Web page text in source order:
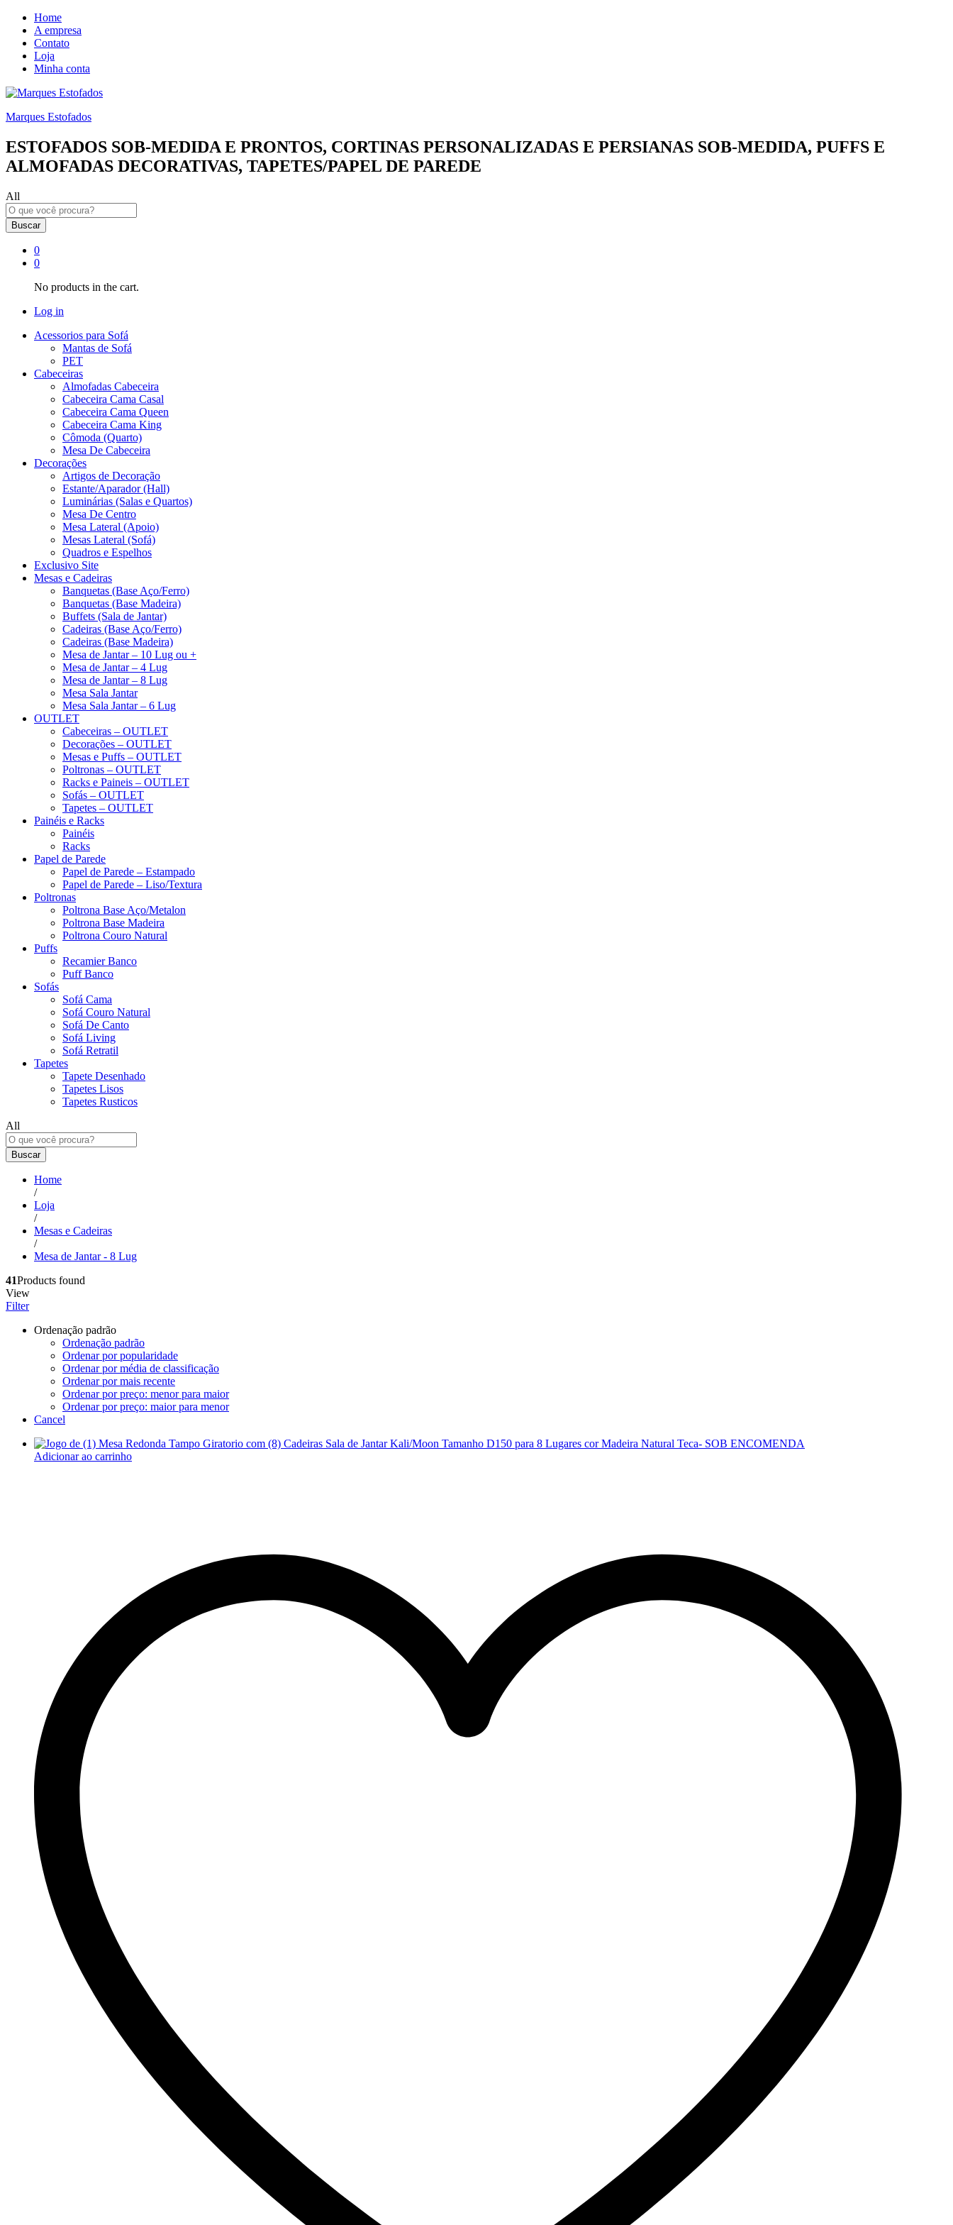
Home
A empresa
Contato
Loja
Minha conta
Marques Estofados
ESTOFADOS SOB-MEDIDA E PRONTOS, CORTINAS PERSONALIZADAS E PERSIANAS SOB-MEDIDA, PUFFS E
ALMOFADAS DECORATIVAS, TAPETES/PAPEL DE PAREDE
All
Buscar
0
0
No products in the cart.
Log in
Acessorios para Sofá
Mantas de Sofá
PET
Cabeceiras
Almofadas Cabeceira
Cabeceira Cama Casal
Cabeceira Cama Queen
Cabeceira Cama King
Cômoda (Quarto)
Mesa De Cabeceira
Decorações
Artigos de Decoração
Estante/Aparador (Hall)
Luminárias (Salas e Quartos)
Mesa De Centro
Mesa Lateral (Apoio)
Mesas Lateral (Sofá)
Quadros e Espelhos
Exclusivo Site
Mesas e Cadeiras
Banquetas (Base Aço/Ferro)
Banquetas (Base Madeira)
Buffets (Sala de Jantar)
Cadeiras (Base Aço/Ferro)
Cadeiras (Base Madeira)
Mesa de Jantar – 10 Lug ou +
Mesa de Jantar – 4 Lug
Mesa de Jantar – 8 Lug
Mesa Sala Jantar
Mesa Sala Jantar – 6 Lug
OUTLET
Cabeceiras – OUTLET
Decorações – OUTLET
Mesas e Puffs – OUTLET
Poltronas – OUTLET
Racks e Paineis – OUTLET
Sofás – OUTLET
Tapetes – OUTLET
Painéis e Racks
Painéis
Racks
Papel de Parede
Papel de Parede – Estampado
Papel de Parede – Liso/Textura
Poltronas
Poltrona Base Aço/Metalon
Poltrona Base Madeira
Poltrona Couro Natural
Puffs
Recamier Banco
Puff Banco
Sofás
Sofá Cama
Sofá Couro Natural
Sofá De Canto
Sofá Living
Sofá Retratil
Tapetes
Tapete Desenhado
Tapetes Lisos
Tapetes Rusticos
All
Buscar
Home
/
Loja
/
Mesas e Cadeiras
/
Mesa de Jantar - 8 Lug
41Products found
View
Filter
Ordenação padrão
Ordenação padrão
Ordenar por popularidade
Ordenar por média de classificação
Ordenar por mais recente
Ordenar por preço: menor para maior
Ordenar por preço: maior para menor
Cancel
Adicionar ao carrinho